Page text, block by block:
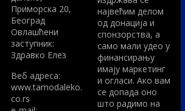
Приморска 20,
Београд
Овлашћени
заступник:
Здравко Елез
Вeб адреса:
www.tamodaleko.
co.rs
највећим делом
од донација и
спонзорства, а
само мали удео у
финансирању
имају маркетинг
и огласи. Ако вам
се допада оно
што радимо на